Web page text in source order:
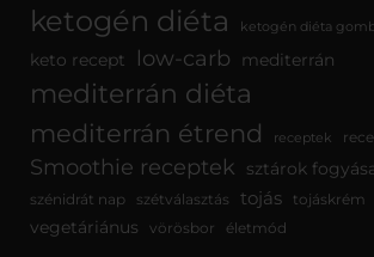
ketogén diéta ketogén diéta
keto recept low-carb mediterrán
mediterrán diéta
mediterrán étrend receptek
Smoothie receptek sztárok
szénidrát nap
szétválasztás tojás tojáskrém
vegetáriánus vörösbor életmód